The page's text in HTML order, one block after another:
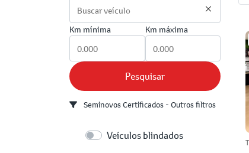
Km mínima Km máxima
Pesquisar
Seminovos Certificados - Outros filtros
Veículos blindados